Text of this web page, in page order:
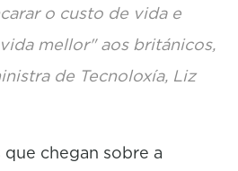
o custo de vida e
mellor" aos británicos,
de Tecnoloxía, Liz
chegan sobre a